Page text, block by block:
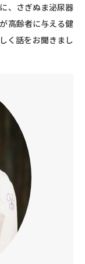
、さぎぬま泌尿器
高齢者に与える健
く話をお聞きまし